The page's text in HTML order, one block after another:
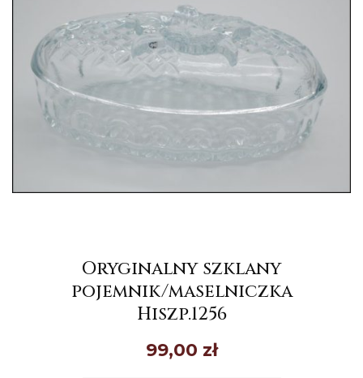
Oryginalny szklany
pojemnik/maselniczka
Hiszp.1256
99,00 zł